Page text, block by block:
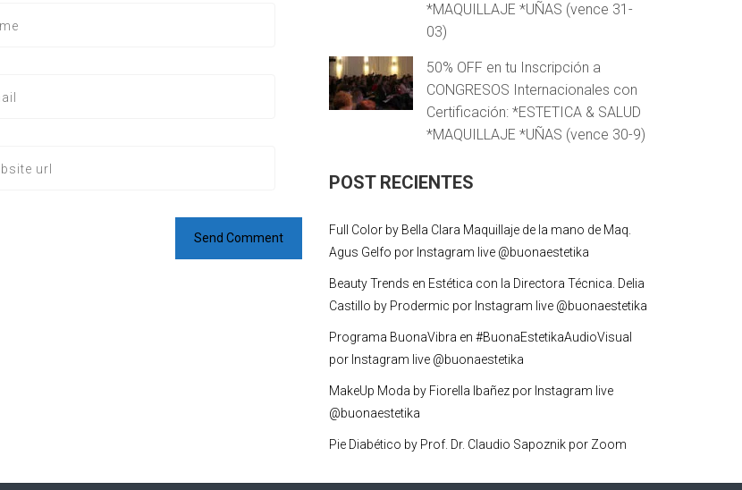
*MAQUILLAJE *UÑAS (vence 31-
03)
50% OFF en tu Inscripción a
CONGRESOS Internacionales con
Certificación: *ESTETICA & SALUD
*MAQUILLAJE *UÑAS (vence 30-9)
POST RECIENTES
Full Color by Bella Clara Maquillaje de la mano de Maq.
Agus Gelfo por Instagram live @buonaestetika
Beauty Trends en Estética con la Directora Técnica. Delia
Castillo by Prodermic por Instagram live @buonaestetika
Programa BuonaVibra en #BuonaEstetikaAudioVisual
por Instagram live @buonaestetika
MakeUp Moda by Fiorella Ibañez por Instagram live
@buonaestetika
Pie Diabético by Prof. Dr. Claudio Sapoznik por Zoom